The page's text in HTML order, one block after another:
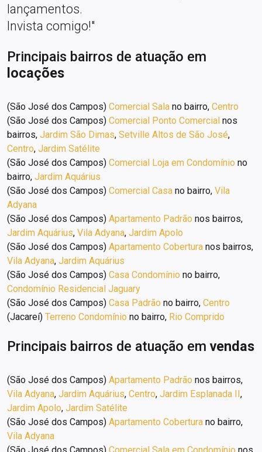
lançamentos.
Invista comigo!"
Principais bairros de atuação em
locações
(São José dos Campos) Comercial Sala no bairro, Centro
(São José dos Campos) Comercial Ponto Comercial nos
bairros, Jardim São Dimas, Setville Altos de São José,
Centro, Jardim Satélite
(São José dos Campos) Comercial Loja em Condomínio no
bairro, Jardim Aquárius
(São José dos Campos) Comercial Casa no bairro, Vila
Adyana
(São José dos Campos) Apartamento Padrão nos bairros,
Jardim Aquárius, Vila Adyana, Jardim Apolo
(São José dos Campos) Apartamento Cobertura nos bairros,
Vila Adyana, Jardim Aquárius
(São José dos Campos) Casa Condomínio no bairro,
Condomínio Residencial Jaguary
(São José dos Campos) Casa Padrão no bairro, Centro
(Jacareí) Terreno Condomínio no bairro, Rio Comprido
Principais bairros de atuação emvendas
(São José dos Campos) Apartamento Padrão nos bairros,
Vila Adyana, Jardim Aquárius, Centro, Jardim Esplanada II,
Jardim Apolo, Jardim Satélite
(São José dos Campos) Apartamento Cobertura no bairro,
Vila Adyana